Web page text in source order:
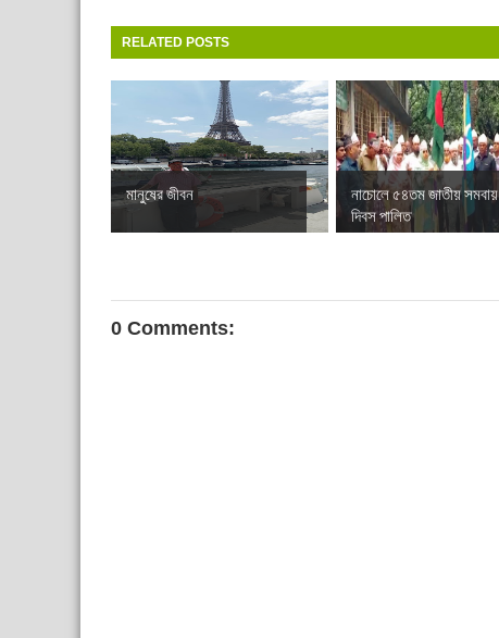
RELATED POSTS
মানুষের জীবন
নাচোলে ৫৪তম জাতীয় সমবায়
দিবস পালিত
0 Comments: